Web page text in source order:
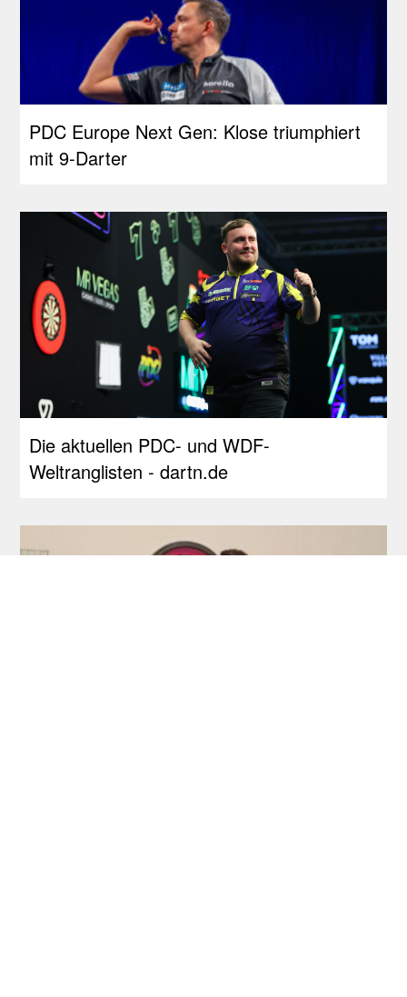
PDC Europe Next Gen: Klose triumphiert
mit 9-Darter
Die aktuellen PDC- und WDF-
Weltranglisten - dartn.de